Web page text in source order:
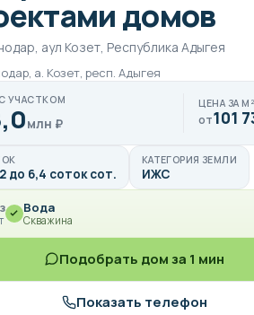
домов
аул Козет, Республика Адыгея
а. Козет, респ. Адыгея
УЧАСТКОМ
млн ₽
ЦЕНА ЗА М²
от101
до 6,4 соток сот.
КАТЕГОРИЯ ЗЕМЛИ
ИЖС
Вода
Скважина
Подобрать дом за 1 мин
Показать телефон